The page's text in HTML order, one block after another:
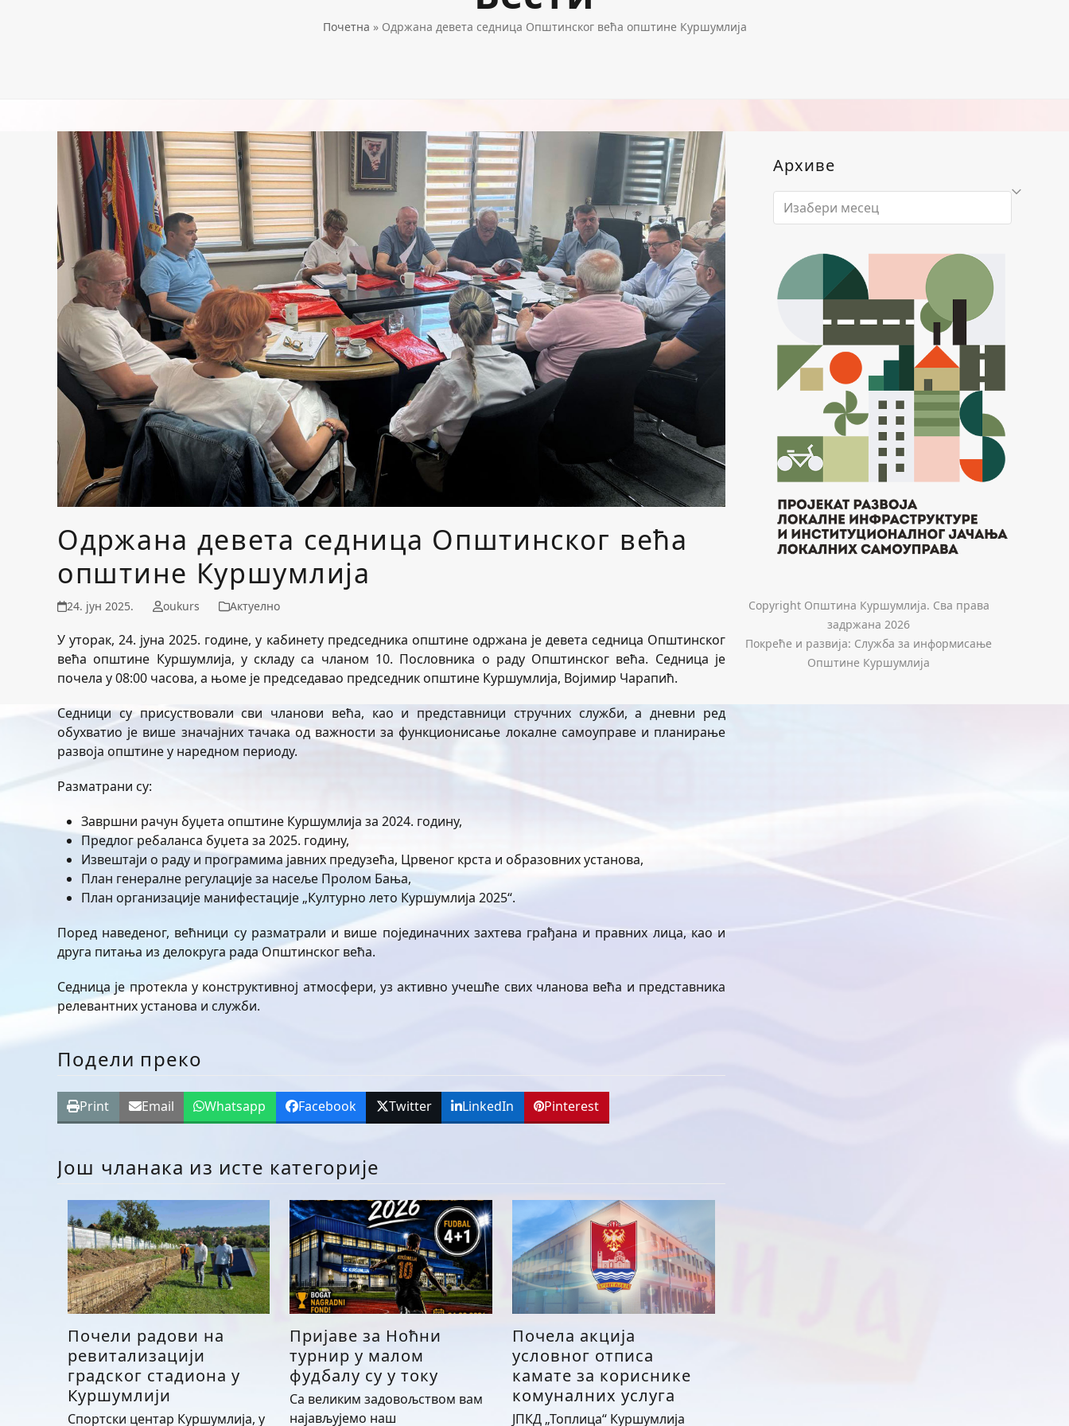
Почетна » Одржана девета седница Општинског већа општине Куршумлија
Одржана девета седница Општинског већа
општине Куршумлија
24. јун 2025. oukurs Актуелно
У уторак, 24. јуна 2025. године, у кабинету председника општине одржана је девета седница Општинског
већа општине Куршумлија, у складу са чланом 10. Пословника о раду Општинског већа. Седница је
почела у 08:00 часова, а њоме је председавао председник општине Куршумлија, Војимир Чарапић.
Седници су присуствовали сви чланови већа, као и представници стручних служби, а дневни ред
обухватио је више значајних тачака од важности за функционисање локалне самоуправе и планирање
развоја општине у наредном периоду.
Разматрани су:
Завршни рачун буџета општине Куршумлија за 2024. годину,
Предлог ребаланса буџета за 2025. годину,
Извештаји о раду и програмима јавних предузећа, Црвеног крста и образовних установа,
План генералне регулације за насеље Пролом Бања,
План организације манифестације „Културно лето Куршумлија 2025“.
Поред наведеног, већници су разматрали и више појединачних захтева грађана и правних лица, као и
друга питања из делокруга рада Општинског већа.
Седница је протекла у конструктивној атмосфери, уз активно учешће свих чланова већа и представника
релевантних установа и служби.
Подели преко
Print Email Whatsapp Facebook Twitter LinkedIn Pinterest
Још чланака из исте категорије
Почели радови на
ревитализацији
градског стадиона у
Куршумлији
Спортски центар Куршумлија, у
Пријаве за Ноћни
турнир у малом
фудбалу су у току
Са великим задовољством вам
најављујемо наш
Почела акција
условног отписа
камате за кориснике
комуналних услуга
ЈПКД „Топлица“ Куршумлија
Архиве
Архиве
Copyright Општина Куршумлија. Сва права
задржана 2026
Покреће и развија: Служба за информисање
Општине Куршумлија